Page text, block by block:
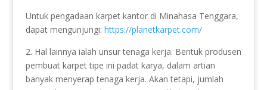
Untuk pengadaan karpet kantor di Minahasa Tenggara,
dapat mengunjungi: https://planetkarpet.com/
2. Hal lainnya ialah unsur tenaga kerja. Bentuk produsen
pembuat karpet tipe ini padat karya, dalam artian
banyak menyerap tenaga kerja. Akan tetapi, jumlah